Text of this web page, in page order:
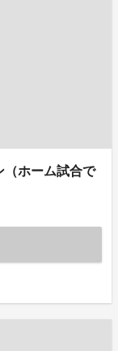
（ホーム試合で